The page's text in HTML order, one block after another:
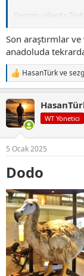
Geçmiş yıllarda
maalesef
neslinin tükendiği
tarihinde
ortaya çıkmıştır.
düşünülmektedir.
Son araştırmlar ve
anadoluda
T
e
k
i
l
HasanTürkve
WT Yönetici
5 Ocak 2025
Dodo​